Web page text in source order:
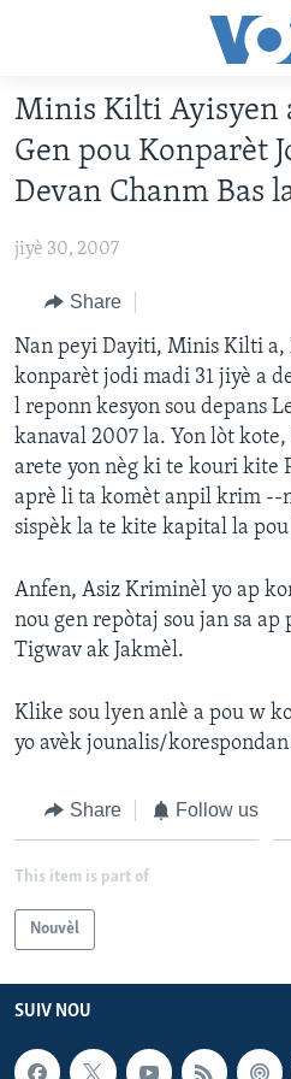
Skip
to
main
content
to
Navigation
Skip
to
Search
LÈZETAZINI
ENTÈNASYONAL
VIDEO
FLASHPOINT IKRÈN
Learning English
SUIV NOU
Languages
Minis Kilti Ayisyen
Gen pou Konparèt
Devan Chanm Bas
jiyè 30, 2007
Share
Nan peyi Dayiti, Minis Kilti a,
konparèt jodi madi 31 jiyè a
l reponn kesyon sou depans
kanaval 2007 la. Yon lòt
arete yon nèg ki te kouri kite
aprè li ta komèt anpil krim --
sispèk la te kite kapital la
Anfen, Asiz Kriminèl yo ap
nou gen repòtaj sou jan sa
Tigwav ak Jakmèl.
Klike sou lyen anlè a pou w
yo avèk jounalis/korespondan
Share Follow us
This item is part of
Nouvèl
SUIV NOU